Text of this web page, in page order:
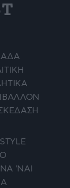
ΝΑ 'ΝΑΙ